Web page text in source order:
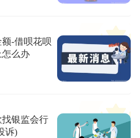
-借呗花呗
么办
银监会行
诉)